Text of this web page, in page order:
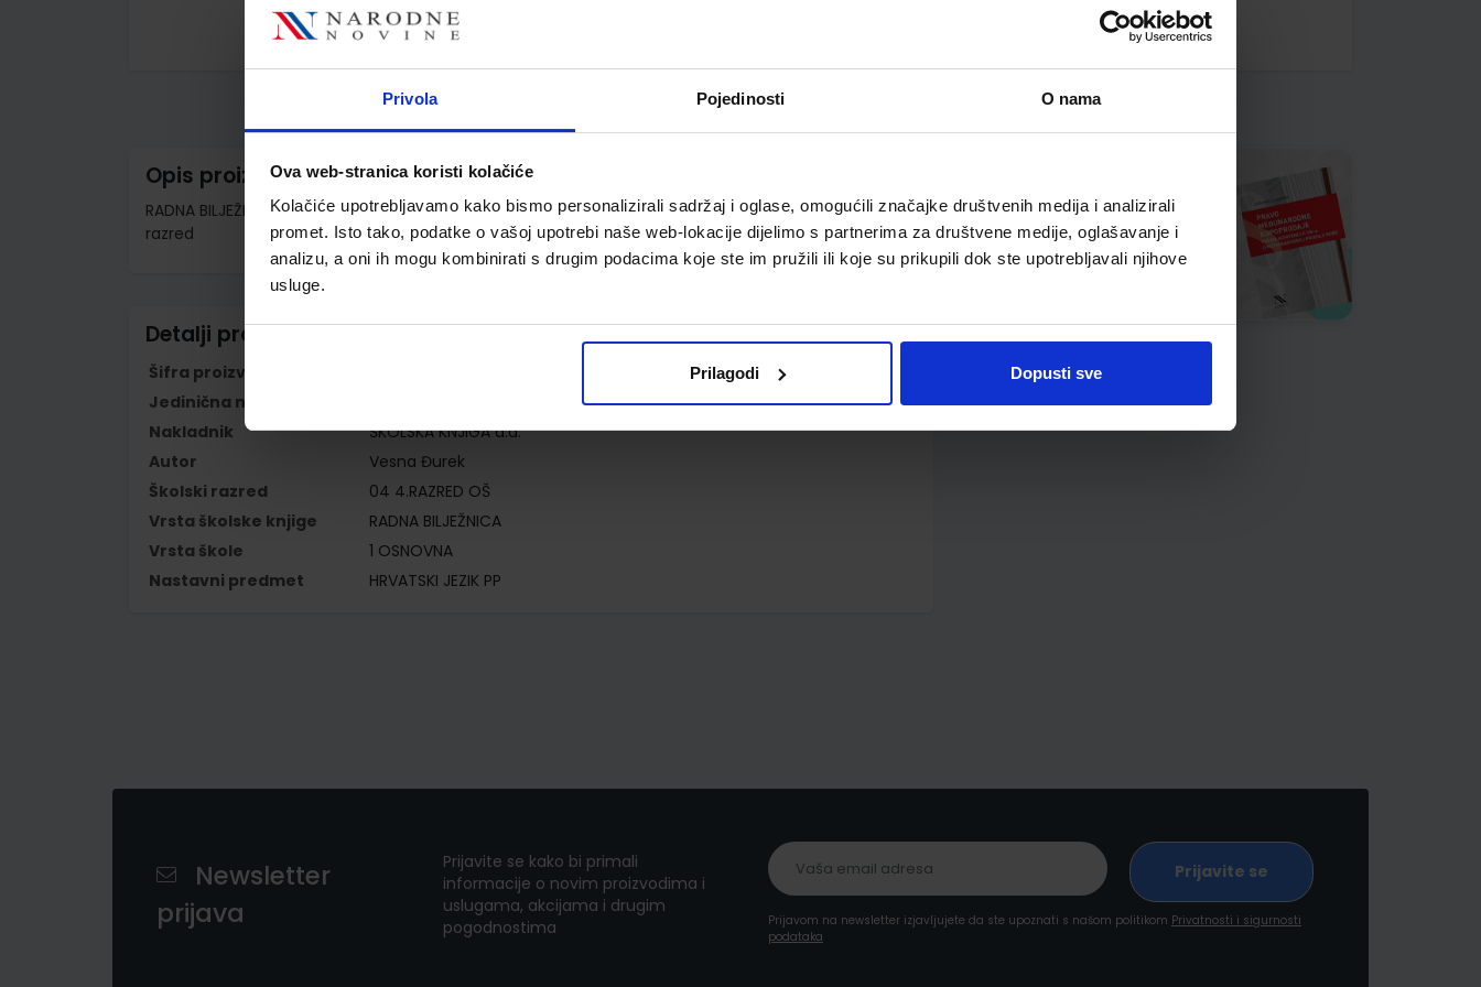
Privola Pojedinosti O nama
Ova web-stranica koristi kolačiće
Kolačiće upotrebljavamo kako bismo personalizirali sadržaj i oglase, omogućili značajke društvenih medija i analizirali
promet. Isto tako, podatke o vašoj upotrebi naše web-lokacije dijelimo s partnerima za društvene medije, oglašavanje i
analizu, a oni ih mogu kombinirati s drugim podacima koje ste im pružili ili koje su prikupili dok ste upotrebljavali njihove
usluge.
Prilagodi Dopusti sve
gallery
Opis proizvoda
RADNA BILJEŽNICA 2 - PP; pisana slova, radna bilježnica za učenike s posebnim potrebama za 1. do 4.
razred
Detalji proizvoda
Šifra proizvoda
Jedinična mjera
Nakladnik
ŠKOLSKA KNJIGA d.d.
Autor
Vesna Đurek
Školski razred
04 4.RAZRED OŠ
Vrsta školske knjige
RADNA BILJEŽNICA
Vrsta škole
1 OSNOVNA
Nastavni predmet
HRVATSKI JEZIK PP
Newsletter
prijava
Prijavite se kako bi primali
informacije o novim proizvodima i
uslugama, akcijama i drugim
pogodnostima
Prijavom na newsletter izjavljujete da ste upoznati s našom politikom Privatnosti i sigurnosti
podataka